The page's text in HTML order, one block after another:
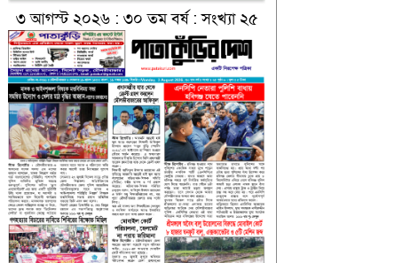
৩ আগস্ট ২০২৬ : ৩০ তম বর্ষ : সংখ্যা ২৫